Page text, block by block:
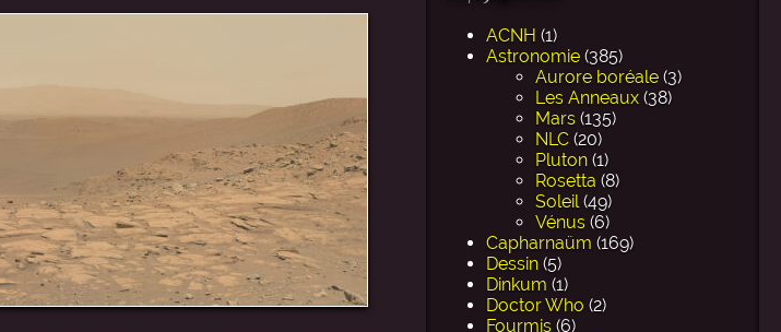
ACNH (1)
Astronomie (385)
Aurore boréale (3)
Les Anneaux (38)
Mars (135)
NLC (20)
Pluton (1)
Rosetta (8)
Soleil(49)
Vénus (6)
Capharnaüm (169)
Dessin (5)
Dinkum (1)
Doctor Who (2)
Fourmis (6)